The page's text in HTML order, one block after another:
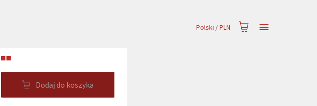
Polski /PLN
■■
Dodaj do koszyka